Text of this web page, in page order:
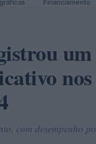
Financiamento
um
com desempenho